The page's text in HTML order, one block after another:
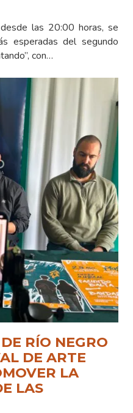
las 20:00 horas, se
esperadas del segundo
con…
RÍO NEGRO
DE ARTE
LA
LAS